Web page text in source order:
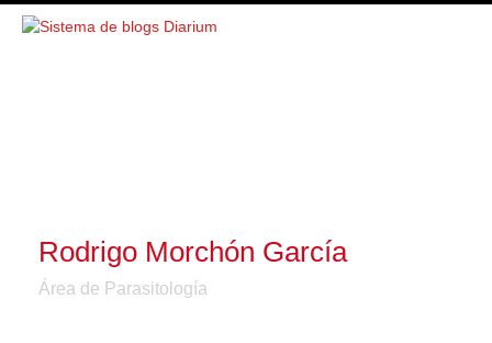
Rodrigo Morchón García
Área de Parasitología